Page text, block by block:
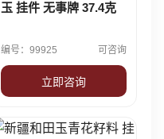
玉 挂件 无事牌 37.4克
编号：99925 可咨询
立即咨询